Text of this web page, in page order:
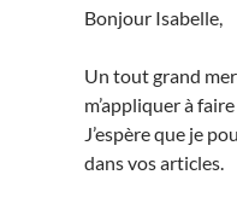
Bonjour Isabelle,
Un tout grand
m’appliquer à
J’espère que je
dans vos articles.